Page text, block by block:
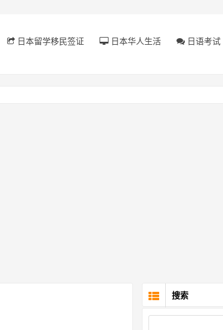
日本留学移民签证 日本华人生活 日语考试
搜索